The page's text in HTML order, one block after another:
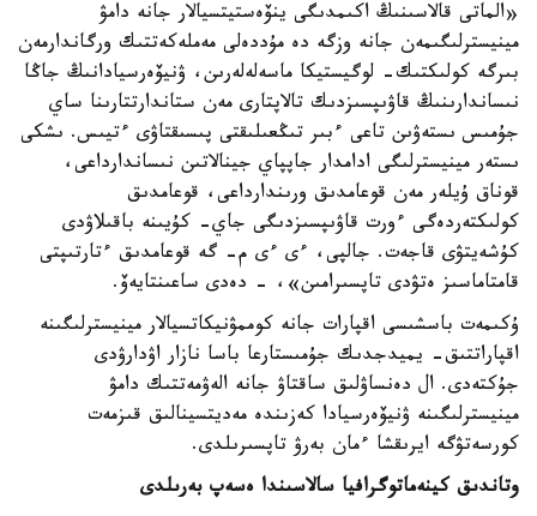
«الماتى قالاسىنىڭ اكىمدىگى ينۆەستيتسيالار جانە دامۋ
مينيسترلىگىمەن جانە وزگە دە مۇددەلى مەملەكەتتىك ورگاندارمەن
بىرگە كولىكتىك- لوگيستيكا ماسەلەلەرىن، ۋنيۆەرسيادانىڭ جاڭا
نىساندارىنىڭ قاۋىپسىزدىك تالاپتارى مەن ستاندارتتارىنا ساي
جۇمىس ىستەۋىن تاعى ءبىر تىڭعىلىقتى پىسىقتاۋى ءتيىس. ىشكى
ىستەر مينيسترلىگى ادامدار جاپپاي جينالاتىن نىساندارداعى،
قوناق ۇيلەر مەن قوعامدىق ورىندارداعى، قوعامدىق
كولىكتەردەگى ءورت قاۋىپسىزدىگى جاي- كۇيىنە باقىلاۋدى
كۇشەيتۋى قاجەت. جالپى، ءى ءى م- گە قوعامدىق ءتارتىپتى
قامتاماسىز ەتۋدى تاپسىرامىن»، - دەدى ساعىنتايەۆ.
ۇكىمەت باسشىسى اقپارات جانە كوممۋنيكاتسيالار مينيسترلىگىنە
اقپاراتتىق- يميدجدىك جۇمىستارعا باسا نازار اۋدارۋدى
جۇكتەدى. ال دەنساۋلىق ساقتاۋ جانە الەۋمەتتىك دامۋ
مينيسترلىگىنە ۋنيۆەرسيادا كەزىندە مەديتسينالىق قىزمەت
كورسەتۋگە ايرىقشا ءمان بەرۋ تاپسىرىلدى.
وتاندىق كينەماتوگرافيا سالاسىندا ەسەپ بەرىلدى